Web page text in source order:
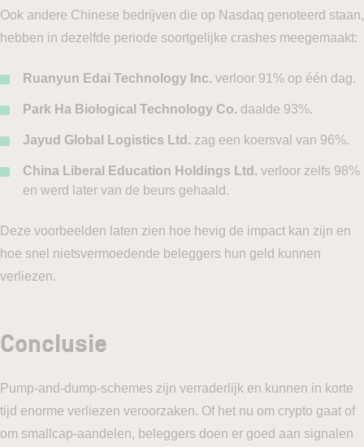
Ook andere Chinese bedrijven die op Nasdaq genoteerd staan,
hebben in dezelfde periode soortgelijke crashes meegemaakt:
Ruanyun Edai Technology Inc. verloor 91% op één dag.
Park Ha Biological Technology Co. daalde 93%.
Jayud Global Logistics Ltd. zag een koersval van 96%.
China Liberal Education Holdings Ltd. verloor zelfs 98%
en werd later van de beurs gehaald.
Deze voorbeelden laten zien hoe hevig de impact kan zijn en
hoe snel nietsvermoedende beleggers hun geld kunnen
verliezen.
Conclusie
Pump-and-dump-schemes zijn verraderlijk en kunnen in korte
tijd enorme verliezen veroorzaken. Of het nu om crypto gaat of
om smallcap-aandelen, beleggers doen er goed aan signalen